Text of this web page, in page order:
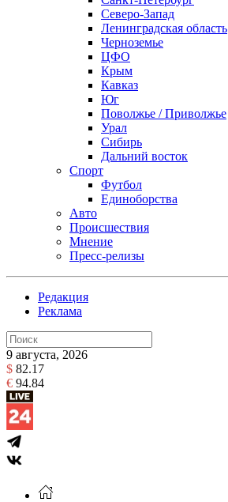
Северо-Запад
Ленинградская область
Черноземье
ЦФО
Крым
Кавказ
Юг
Поволжье / Приволжье
Урал
Сибирь
Дальний восток
Спорт
Футбол
Единоборства
Авто
Происшествия
Мнение
Пресс-релизы
Редакция
Реклама
9 августа, 2026
$ 82.17
€ 94.84